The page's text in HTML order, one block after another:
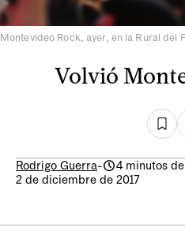
Montevideo Rock, ayer, en la Rural del
Volvió
Rodrigo Guerra-
4 minutos
2 de diciembre de 2017